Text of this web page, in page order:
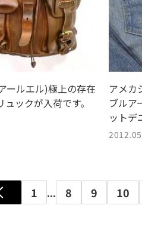
ールエル)極上の存在
ックが入荷です。
アメカ
ブルア
ットデ
ムを買
1 ... 8 9 10